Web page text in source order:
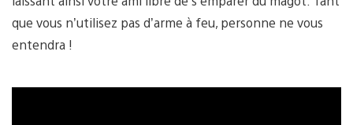
que vous n’utilisez pas d’arme à feu, personne ne vous
entendra !